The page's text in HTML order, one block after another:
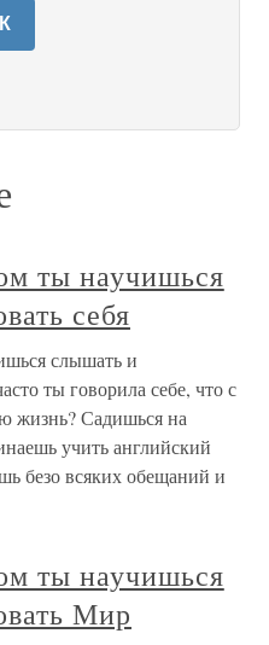
ты научишься
себя
слышать и
ты говорила себе, что с
жизнь? Садишься на
учить английский
безо всяких обещаний и
ты научишься
Мир